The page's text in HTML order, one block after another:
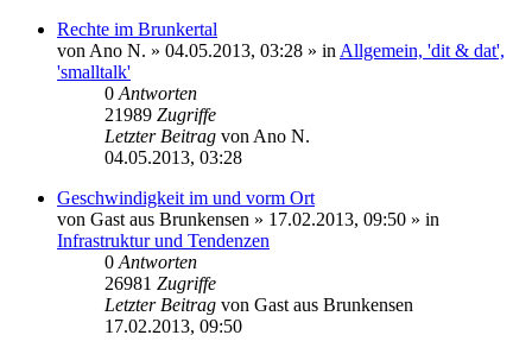
Rechte im Brunkertal
von Ano N. » 04.05.2013, 03:28 » in Allgemein, 'dit & dat',
'smalltalk'
0 Antworten
21989 Zugriffe
Letzter Beitrag von Ano N.
04.05.2013, 03:28
Geschwindigkeit im und vorm Ort
von Gast aus Brunkensen » 17.02.2013, 09:50 » in
Infrastruktur und Tendenzen
0 Antworten
26981 Zugriffe
Letzter Beitrag von Gast aus Brunkensen
17.02.2013, 09:50